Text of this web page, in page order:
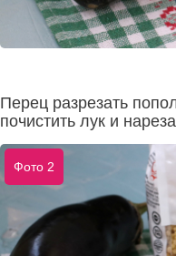
Перец разрезать
почистить лук и
Фото 2